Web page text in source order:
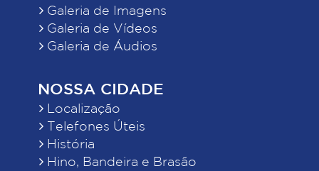
Galeria de Imagens
Galeria de Vídeos
Galeria de Áudios
NOSSA CIDADE
Localização
Telefones Úteis
História
Hino, Bandeira e Brasão